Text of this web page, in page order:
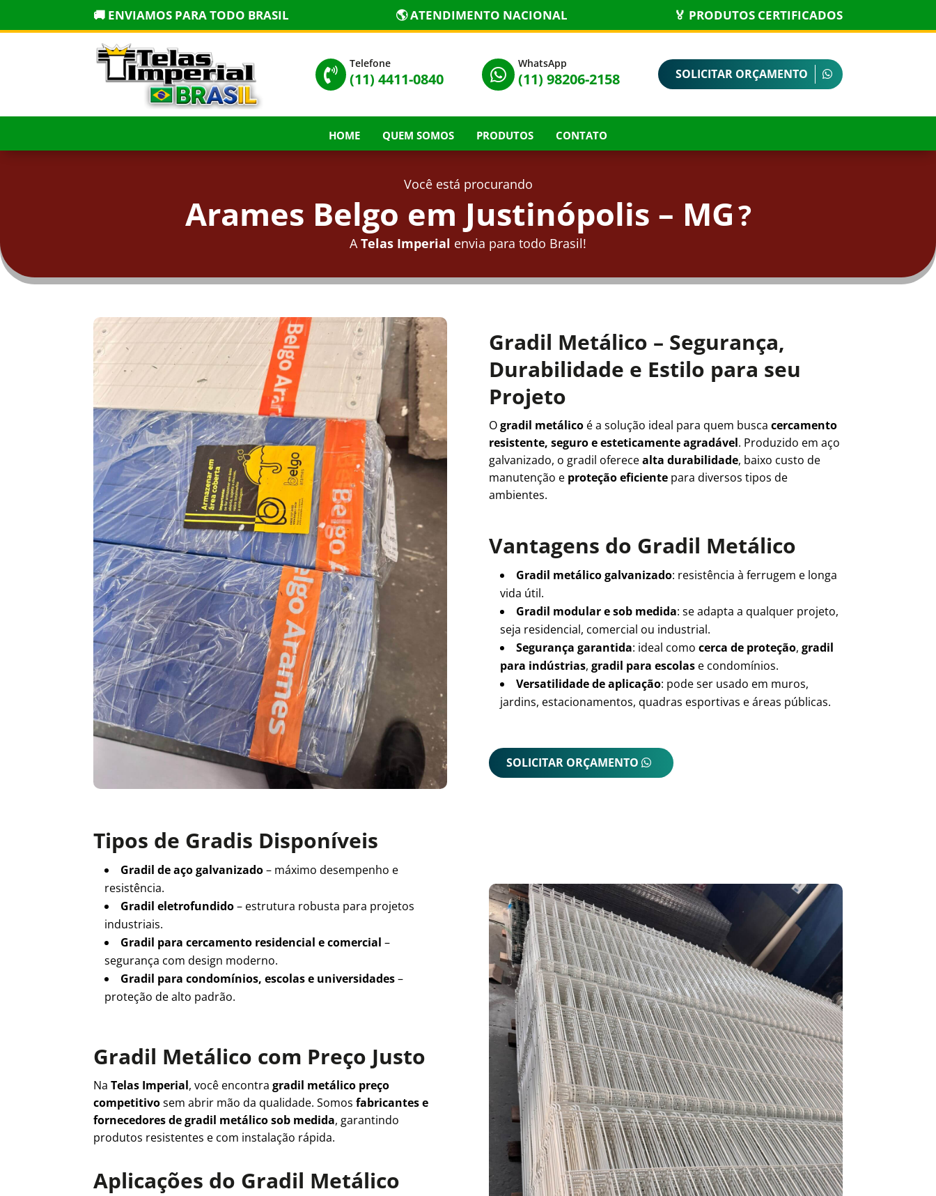
🚚 ENVIAMOS PARA TODO BRASIL 🌎 ATENDIMENTO NACIONAL 🏅 PRODUTOS CERTIFICADOS

Telefone
(11) 4411-0840 
WhatsApp
(11) 98206-2158 SOLICITAR ORÇAMENTO
HOME QUEM SOMOS PRODUTOS CONTATO
Você está procurando
Arames Belgo em Justinópolis – MG?
ATelas Imperial envia para todo Brasil!
Gradil Metálico – Segurança,
Durabilidade e Estilo para seu
Projeto
Ogradil metálicoé a solução ideal para quem busca cercamento
resistente, seguro e esteticamente agradável. Produzido em aço
galvanizado, o gradil oferecealta durabilidade, baixo custo de
manutenção e proteção eficientepara diversos tipos de
ambientes.
Vantagens do Gradil Metálico
Gradil metálico galvanizado: resistência à ferrugem e longa
vida útil.
Gradil modular e sob medida: se adapta a qualquer projeto,
seja residencial, comercial ou industrial.
Segurança garantida: ideal como cerca de proteção, gradil
para indústrias, gradil para escolase condomínios.
Versatilidade de aplicação: pode ser usado em muros,
jardins, estacionamentos, quadras esportivas e áreas públicas.
SOLICITAR ORÇAMENTO
Tipos de Gradis Disponíveis
Gradil de aço galvanizado– máximo desempenho e
resistência.
Gradil eletrofundido– estrutura robusta para projetos
industriais.
Gradil para cercamento residencial e comercial –
segurança com design moderno.
Gradil para condomínios, escolas e universidades–
proteção de alto padrão.
Gradil Metálico com Preço Justo
NaTelas Imperial, você encontragradil metálico preço
competitivosem abrir mão da qualidade. Somosfabricantes e
fornecedores de gradil metálico sob medida, garantindo
produtos resistentes e com instalação rápida.
Aplicações do Gradil Metálico